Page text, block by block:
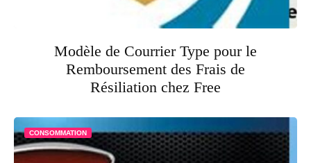
Modèle de Courrier Type pour le
Remboursement des Frais de
Résiliation chez Free
CONSOMMATION